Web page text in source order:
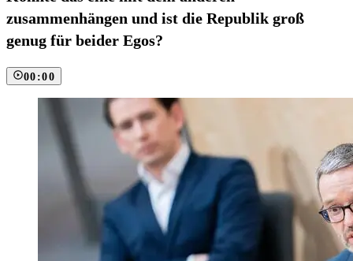
zusammenhängen und ist die Republik groß
genug für beider Egos?
00:00